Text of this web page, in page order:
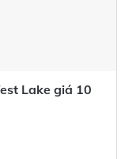
Lake giá 10